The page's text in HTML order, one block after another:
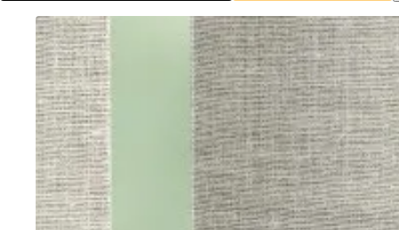
Go to item 0